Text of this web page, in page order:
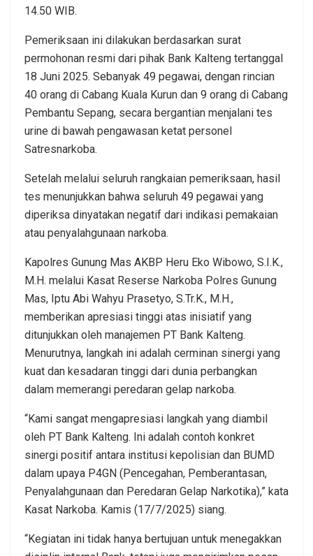
14.50 WIB.
Pemeriksaan ini dilakukan berdasarkan surat
permohonan resmi dari pihak Bank Kalteng tertanggal
18 Juni 2025. Sebanyak 49 pegawai, dengan rincian
40 orang di Cabang Kuala Kurun dan 9 orang di Cabang
Pembantu Sepang, secara bergantian menjalani tes
urine di bawah pengawasan ketat personel
Satresnarkoba.
Setelah melalui seluruh rangkaian pemeriksaan, hasil
tes menunjukkan bahwa seluruh 49 pegawai yang
diperiksa dinyatakan negatif dari indikasi pemakaian
atau penyalahgunaan narkoba.
Kapolres Gunung Mas AKBP Heru Eko Wibowo, S.I.K.,
M.H. melalui Kasat Reserse Narkoba Polres Gunung
Mas, Iptu Abi Wahyu Prasetyo, S.Tr.K., M.H.,
memberikan apresiasi tinggi atas inisiatif yang
ditunjukkan oleh manajemen PT Bank Kalteng.
Menurutnya, langkah ini adalah cerminan sinergi yang
kuat dan kesadaran tinggi dari dunia perbangkan
dalam memerangi peredaran gelap narkoba.
“Kami sangat mengapresiasi langkah yang diambil
oleh PT Bank Kalteng. Ini adalah contoh konkret
sinergi positif antara institusi kepolisian dan BUMD
dalam upaya P4GN (Pencegahan, Pemberantasan,
Penyalahgunaan dan Peredaran Gelap Narkotika),” kata
Kasat Narkoba. Kamis (17/7/2025) siang.
“Kegiatan ini tidak hanya bertujuan untuk menegakkan